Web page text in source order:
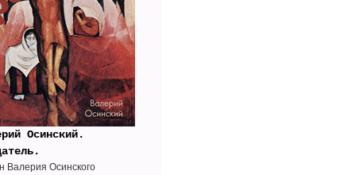
Осинский.
Валерия Осинского